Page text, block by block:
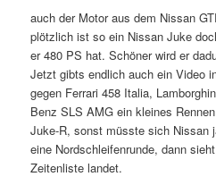
auch der Motor aus dem Nissan
plötzlich ist so ein Nissan Juke
er 480 PS hat. Schöner wird er
Jetzt gibts endlich auch ein Video
gegen Ferrari 458 Italia,
Benz SLS AMG ein kleines
Juke-R, sonst müsste sich Nissan
eine Nordschleifenrunde, dann
Zeitenliste landet.